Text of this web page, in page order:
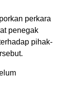
perkara
penegak
pihak-